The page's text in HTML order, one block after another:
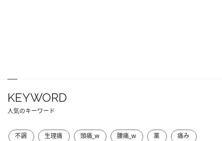
KEYWORD
人気のキーワード
不調 生理痛 頭痛_w 腰痛_w 薬
痛み